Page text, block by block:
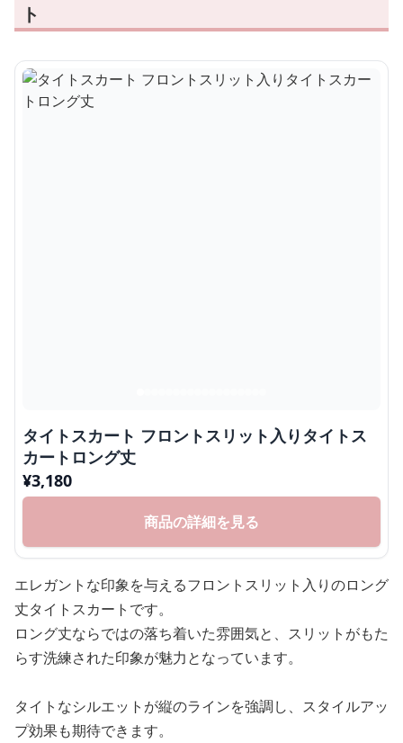
ト
タイトスカート フロントスリット入りタイトス
カートロング丈
¥3,180
商品の詳細を見る
エレガントな印象を与えるフロントスリット入りのロング
丈タイトスカートです。
ロング丈ならではの落ち着いた雰囲気と、スリットがもた
らす洗練された印象が魅力となっています。
タイトなシルエットが縦のラインを強調し、スタイルアッ
プ効果も期待できます。